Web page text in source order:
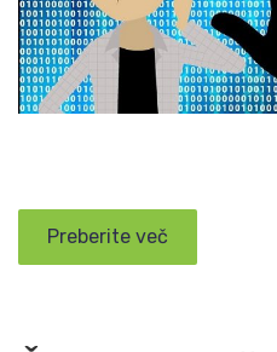
Preberite več